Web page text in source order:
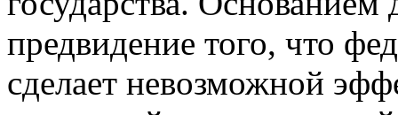
предвидение того, что
сделает невозможной